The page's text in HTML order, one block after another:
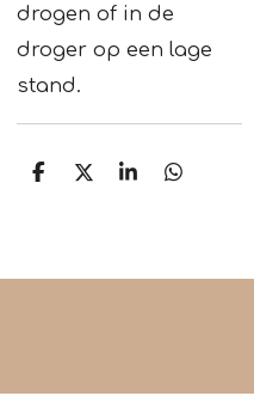
drogen of in de
droger op een lage
stand.
D
D
S
D